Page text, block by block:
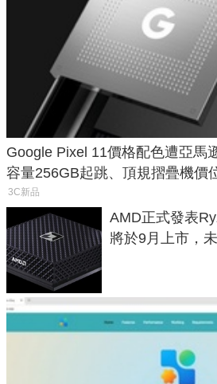
Google Pixel 11價格配色遭亞馬
容量256GB起跳、頂規摺疊機價
3C新品
AMD正式發表
將於9月上市，